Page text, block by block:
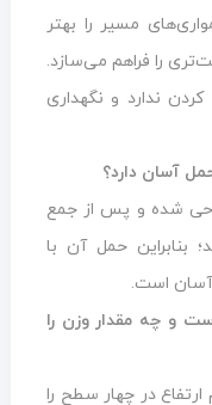
مسیر را بهتر
را فراهم می‌سازد.
ندارد و نگهداری
شده و پس از جمع
حمل آن با
آسان است.
و چه مقدار وزن را
ارتفاع در چهار سطح را